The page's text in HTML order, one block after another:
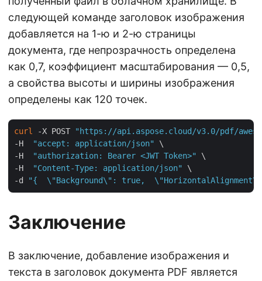
следующей команде заголовок изображения
добавляется на 1-ю и 2-ю страницы
документа, где непрозрачность определена
как 0,7, коэффициент масштабирования — 0,5,
а свойства высоты и ширины изображения
определены как 120 точек.
curl -X POST
"https://api.aspose.cloud/v3.0/pdf/
-H
"accept: application/json"
\
-H
"authorization: Bearer <JWT Token>"
\
-H
"Content-Type: application/json"
\
-d
"{  \"Background\": true,
Заключение
В заключение, добавление изображения и
текста в заголовок документа PDF является